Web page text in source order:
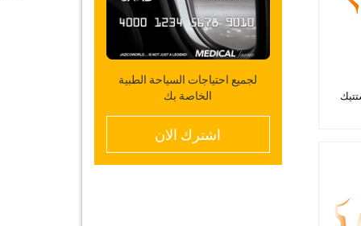
لجميع احتياجات السياحة الطبية
الخاصة بك
اشترك الان